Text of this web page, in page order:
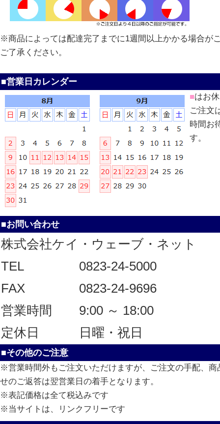
※商品によっては配達完了までに1週間以上かかる場合が
ご了承ください。
■営業日カレンダー
■はお
ご注文
時間お
す。
■お問い合わせ
株式会社ケイ・ウェーブ・ネット
TEL
0823-24-5000
FAX
0823-24-9696
営業時間
9:00 ～ 18:00
定休日
日曜・祝日
■その他のご注意
※営業時間外もご注文いただけますが、ご注文の手配、商
せのご返答は翌営業日の着手となります。
※表記価格は全て税込みです
※当サイトは、リンクフリーです